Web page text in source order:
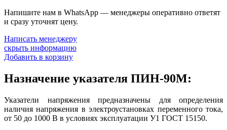
Напишите нам в WhatsApp — менеджеры оперативно ответят
и сразу уточнят цену.
Написать менеджеру
скрыть информацию
Добавить в корзину
Назначение указателя ПИН-90М:
Указатели напряжения предназначены для определения
наличия напряжения в электроустановках переменного тока,
от 50 до 1000 В в условиях эксплуатации У1 ГОСТ 15150.